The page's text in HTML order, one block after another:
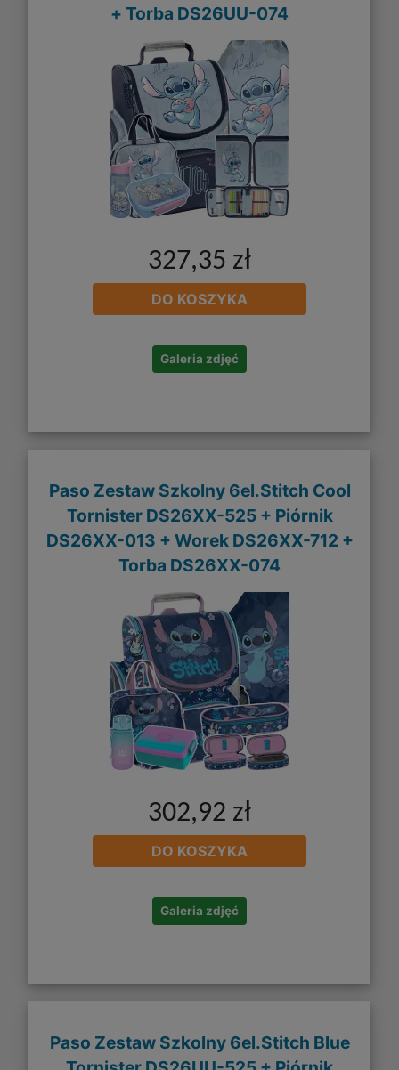
+ Torba DS26UU-074
327,35 zł
DO KOSZYKA
Galeria zdjęć
Paso Zestaw Szkolny 6el.Stitch Cool
Tornister DS26XX-525 + Piórnik
DS26XX-013 + Worek DS26XX-712 +
Torba DS26XX-074
302,92 zł
DO KOSZYKA
Galeria zdjęć
Paso Zestaw Szkolny 6el.Stitch Blue